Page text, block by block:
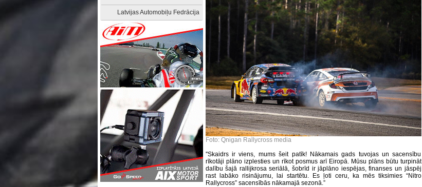
Latvijas Automobiļu Fedrācija
Foto: Qnigan Rallycross media
''Skaidrs ir viens, mums šeit patīk! Nākamais gads tuvojas un sacensību
rīkotāji plāno izplesties un rīkot posmus arī Eiropā. Mūsu plāns būtu turpināt
dalību šajā rallijkrosa seriālā, šobrīd ir jāplāno iespējas, finanses un jāspēj
rast labāko risinājumu, lai startētu. Es ļoti ceru, ka mēs tiksimies “Nitro
Rallycross” sacensībās nākamajā sezonā.”